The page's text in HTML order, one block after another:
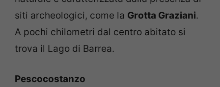
siti archeologici, come la Grotta Graziani.
A pochi chilometri dal centro abitato si
trova il Lago di Barrea.
Pescocostanzo